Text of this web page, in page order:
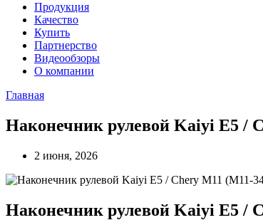
Продукция
Качество
Купить
Партнерство
Видеообзоры
О компании
Главная
Наконечник рулевой Kaiyi E5 /
2 июня, 2026
Наконечник рулевой Kaiyi E5 /